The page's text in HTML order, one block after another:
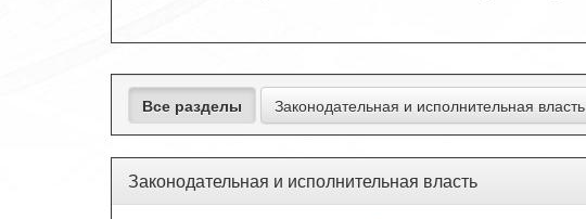
Все разделы Законодательная и исполнительная власть
Законодательная и исполнительная власть